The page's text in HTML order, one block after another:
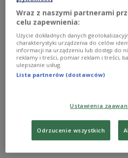
co dla większości ludzi jest
PAP wspominał w Dwójce
Zobacz więcej na temat:
Ryszard Kapuściński
Wraz z naszymi partnerami
celu zapewnienia:
Użycie dokładnych danych
charakterystyki urządzenia do celów
informacji na urządzeniu lub dostęp do
reklamy i treści, pomiar reklam i treści,
ulepszanie usług.
Lista partnerów (dostawców)
Ustawienia
Odrzucenie wszystkich